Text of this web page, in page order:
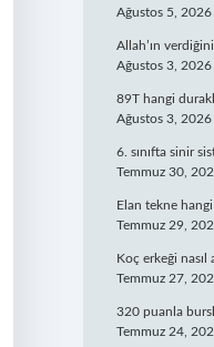
Ağustos 5, 2026
Allah’ın
Ağustos 3, 2026
89T hangi
Ağustos 3, 2026
6. sınıfta sinir
Temmuz 30,
Elan tekne
Temmuz 29,
Koç erkeği nasıl
Temmuz 27,
320 puanla
Temmuz 24,